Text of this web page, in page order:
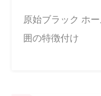
原始ブラック ホ
囲の特徴付け